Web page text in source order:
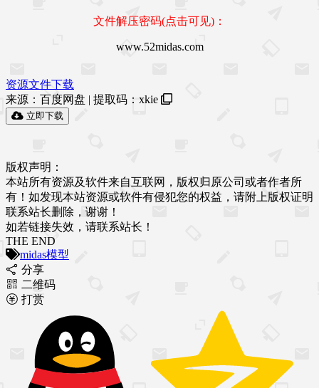
文件解压密码(点击可见)：
www.52midas.com
资源文件下载
来源：百度网盘 | 提取码： xkie
立即下载
版权声明：
本站所有资源及软件来自互联网，版权归原公司或者作者所
有！如发现本站资源或软件有侵犯您的权益，请附上版权证明
联系站长删除，谢谢！
如若链接失效，请联系站长！
THE END
midas模型
分享
二维码
打赏